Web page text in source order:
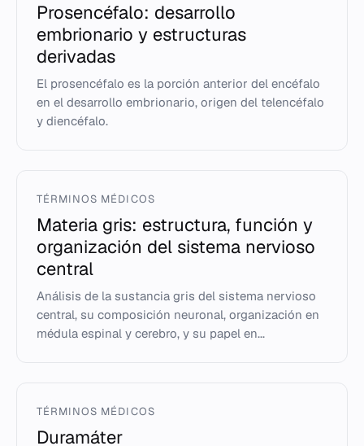
Prosencéfalo: desarrollo
embrionario y estructuras
derivadas
El prosencéfalo es la porción anterior del encéfalo
en el desarrollo embrionario, origen del telencéfalo
y diencéfalo.
TÉRMINOS MÉDICOS
Materia gris: estructura, función y
organización del sistema nervioso
central
Análisis de la sustancia gris del sistema nervioso
central, su composición neuronal, organización en
médula espinal y cerebro, y su papel en...
TÉRMINOS MÉDICOS
Duramáter